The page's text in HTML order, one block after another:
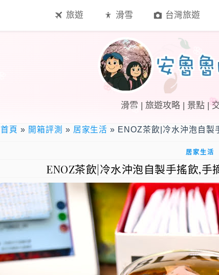
滑雪 | 旅遊攻略 | 景點 |
旅遊 滑雪 台灣旅遊
首頁 » 開箱評測 » 居家生活 » ENOZ茶飲|冷水沖泡自製
居家生活
ENOZ茶飲|冷水沖泡自製手搖飲,